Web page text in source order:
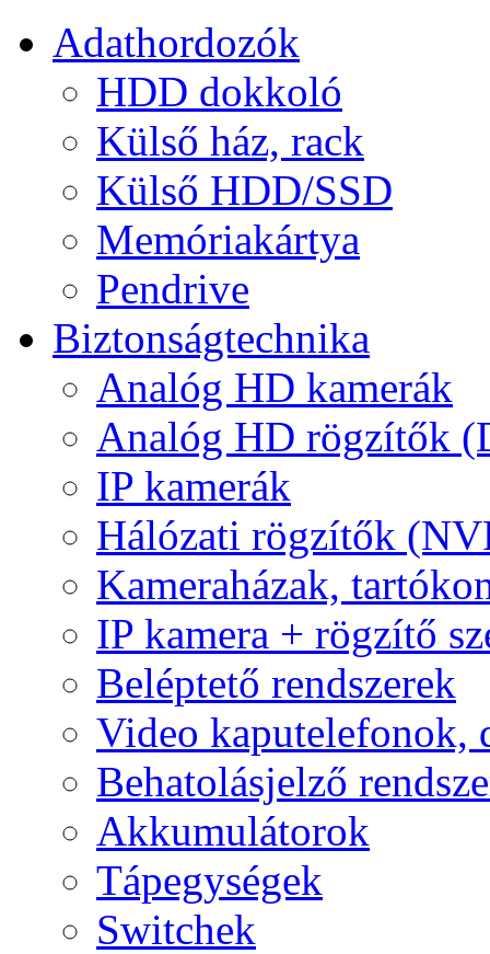
Adathordozók
HDD dokkoló
Külső ház, rack
Külső HDD/SSD
Memóriakártya
Pendrive
Biztonságtechnika
Analóg HD kamerák
Analóg HD rögzítők
IP kamerák
Hálózati rögzítők
Kameraházak,
IP kamera + rögzítő
Beléptető rendszerek
Video kaputelefonok,
Behatolásjelző
Akkumulátorok
Tápegységek
Switchek